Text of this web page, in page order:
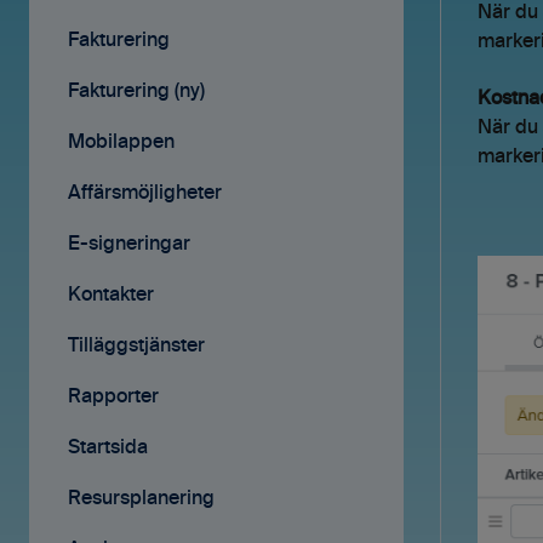
När du
När
Avtal
Affärsmöjligheter
Rapporter
Samarbete
Mobilappen
Fakturering
Fakturering (ny)
Mobilappen
Affärsmöjligheter
E-signeringar
Kontakter
Tilläggstjänster
Rapporter
Startsida
Resursplanering